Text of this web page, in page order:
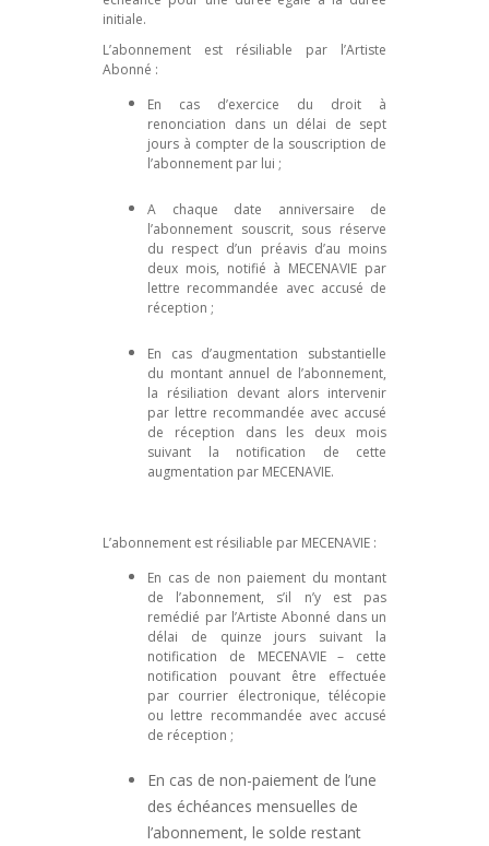
initiale.
L’abonnement est résiliable par l’Artiste
Abonné :
En cas d’exercice du droit à
renonciation dans un délai de sept
jours à compter de la souscription de
l’abonnement par lui ;
A chaque date anniversaire de
l’abonnement souscrit, sous réserve
du respect d’un préavis d’au moins
deux mois, notifié à MECENAVIE par
lettre recommandée avec accusé de
réception ;
En cas d’augmentation substantielle
du montant annuel de l’abonnement,
la résiliation devant alors intervenir
par lettre recommandée avec accusé
de réception dans les deux mois
suivant la notification de cette
augmentation par MECENAVIE.
L’abonnement est résiliable par MECENAVIE :
En cas de non paiement du montant
de l’abonnement, s’il n’y est pas
remédié par l’Artiste Abonné dans un
délai de quinze jours suivant la
notification de MECENAVIE – cette
notification pouvant être effectuée
par courrier électronique, télécopie
ou lettre recommandée avec accusé
de réception ;
En cas de non-paiement de l’une
des échéances mensuelles de
l’abonnement, le solde restant